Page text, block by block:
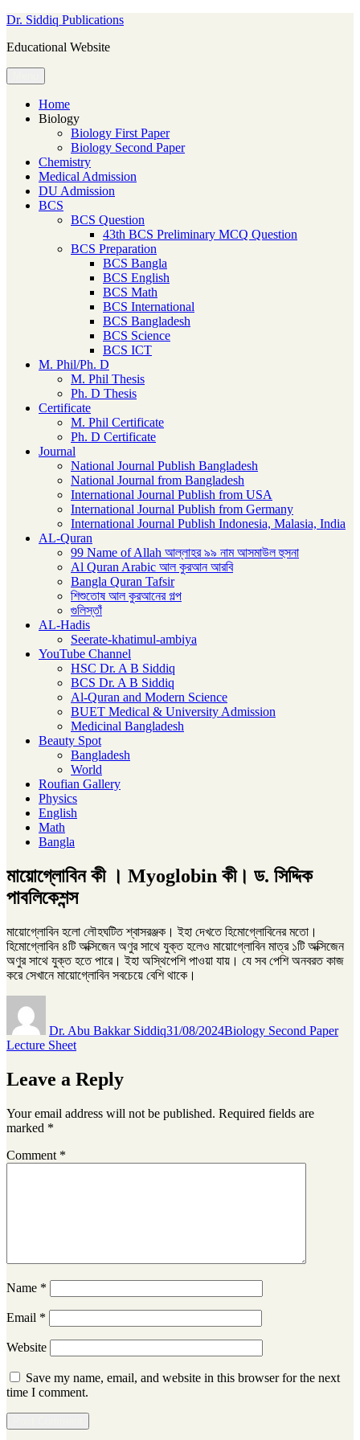
Skip
content
Dr. Siddiq Publications
Educational Website
Home
Biology
Biology First Paper
Biology Second Paper
Chemistry
Medical Admission
DU Admission
BCS
BCS Question
43th BCS Preliminary MCQ Question
BCS Preparation
BCS Bangla
BCS English
BCS Math
BCS International
BCS Bangladesh
BCS Science
BCS ICT
M. Phil/Ph. D
M. Phil Thesis
Ph. D Thesis
Certificate
M. Phil Certificate
Ph. D Certificate
Journal
National Journal Publish Bangladesh
National Journal from Bangladesh
International Journal Publish from USA
International Journal Publish from Germany
International Journal Publish Indonesia, Malasia, India
AL-Quran
99 Name of Allah আল্লাহর ৯৯ নাম আসমাউল হুসনা
Al Quran Arabic আল কুরআন আরবি
Bangla Quran Tafsir
শিশুতোষ আল কুরআনের গল্প
গুলিস্তাঁ
AL-Hadis
Seerate-khatimul-ambiya
YouTube Channel
HSC Dr. A B Siddiq
BCS Dr. A B Siddiq
Al-Quran and Modern Science
BUET Medical & University Admission
Medicinal Bangladesh
Beauty Spot
Bangladesh
World
Roufian Gallery
Physics
English
Math
Bangla
মায়োগ্লোবিন কী । Myoglobin কী। ড. সিদ্দিক
পাবলিকেশন্স
মায়োগ্লোবিন হলো লৌহঘটিত শ্বাসরঞ্জক। ইহা দেখতে হিমোগ্লোবিনের মতো।
হিমোগ্লোবিন ৪টি অক্সিজেন অণুর সাথে যুক্ত হলেও মায়োগ্লোবিন মাত্র ১টি অক্সিজেন
অণুর সাথে যুক্ত হতে পারে। ইহা অস্থিপেশি পাওয়া যায়। যে সব পেশি অনবরত কাজ
করে সেখানে মায়োগ্লোবিন সবচেয়ে বেশি থাকে।
Dr. Abu Bakkar Siddiq31/08/2024Biology Second Paper
Lecture Sheet
Leave a Reply
Your email address will not be published. Required fields are
marked *
Comment *
Name *
Email *
Website
Save my name, email, and website in this browser for the next
time I comment.